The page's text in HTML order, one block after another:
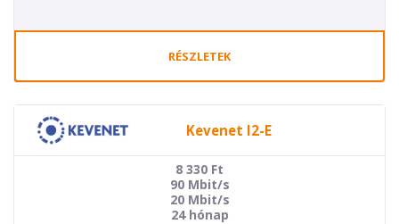
RÉSZLETEK
Kevenet I2-E
8 330 Ft
90 Mbit/s
20 Mbit/s
24 hónap